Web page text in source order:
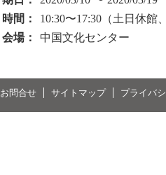
時間：
10:30〜17:30（土日休館
会場：
中国文化センター
お問合せ サイトマップ プライバ